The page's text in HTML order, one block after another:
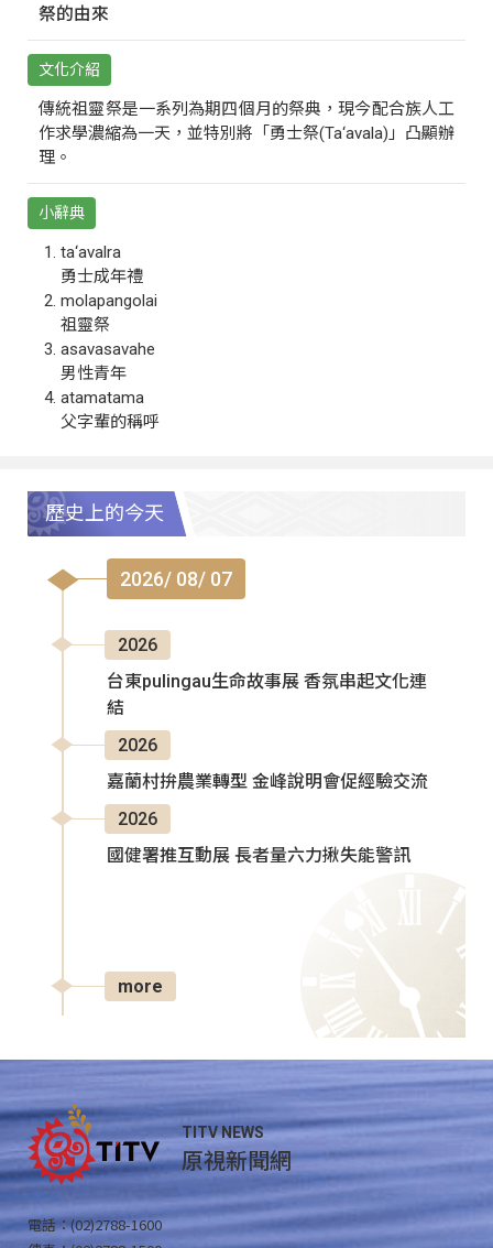
祭的由來
文化介紹
傳統祖靈祭是一系列為期四個月的祭典，現今配合族人工
作求學濃縮為一天，並特別將「勇士祭(Ta‘avala)」凸顯辦
理。
小辭典
ta‘avalra
勇士成年禮
molapangolai
祖靈祭
asavasavahe
男性青年
atamatama
父字輩的稱呼
歷史上的今天
2026/ 08/ 07
2026
台東pulingau生命故事展 香氛串起文化連
結
2026
嘉蘭村拚農業轉型 金峰說明會促經驗交流
2026
國健署推互動展 長者量六力揪失能警訊
more
TITV NEWS
原視新聞網
電話：(02)2788-1600